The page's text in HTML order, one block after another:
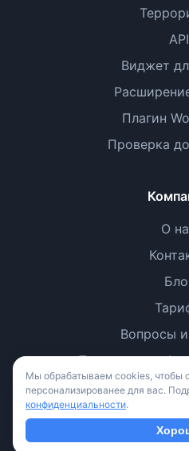
API
Виджет
Плагин
Проверка
О
Вопросы
Политика
Условия
Мы обрабатываем cookies, чтобы
персонализированее для вас.
конфиденциальности.